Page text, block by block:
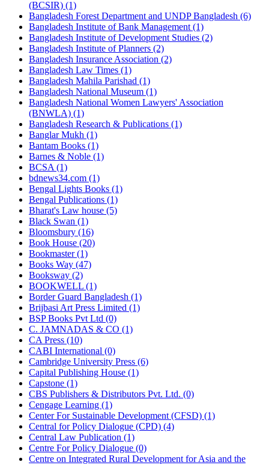
(BCSIR) (1)
Bangladesh Forest Department and UNDP Bangladesh (6)
Bangladesh Institute of Bank Management (1)
Bangladesh Institute of Development Studies (2)
Bangladesh Institute of Planners (2)
Bangladesh Insurance Association (2)
Bangladesh Law Times (1)
Bangladesh Mahila Parishad (1)
Bangladesh National Museum (1)
Bangladesh National Women Lawyers' Association
(BNWLA) (1)
Bangladesh Research & Publications (1)
Banglar Mukh (1)
Bantam Books (1)
Barnes & Noble (1)
BCSA (1)
bdnews34.com (1)
Bengal Lights Books (1)
Bengal Publications (1)
Bharat's Law house (5)
Black Swan (1)
Bloomsbury (16)
Book House (20)
Bookmaster (1)
Books Way (47)
Booksway (2)
BOOKWELL (1)
Border Guard Bangladesh (1)
Brijbasi Art Press Limited (1)
BSP Books Pvt Ltd (0)
C. JAMNADAS & CO (1)
CA Press (10)
CABI International (0)
Cambridge University Press (6)
Capital Publishing House (1)
Capstone (1)
CBS Publishers & Distributors Pvt. Ltd. (0)
Cengage Learning (1)
Center For Sustainable Development (CFSD) (1)
Central for Policy Dialogue (CPD) (4)
Central Law Publication (1)
Centre For Policy Dialogue (0)
Centre on Integrated Rural Development for Asia and the